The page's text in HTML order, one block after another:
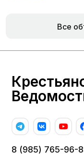
Все
8 (985) 765-96-